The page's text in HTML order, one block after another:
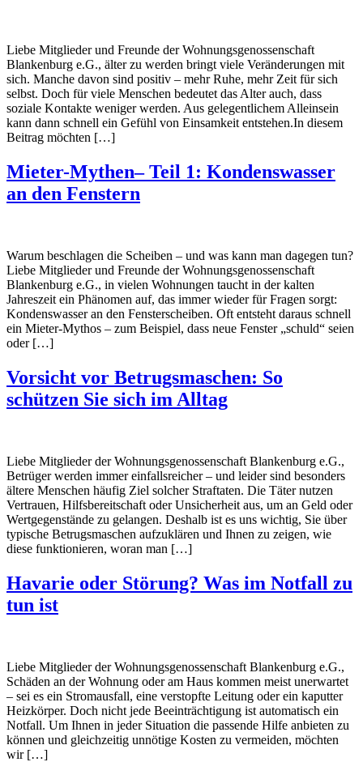
Liebe Mitglieder und Freunde der Wohnungsgenossenschaft
Blankenburg e.G., älter zu werden bringt viele Veränderungen mit
sich. Manche davon sind positiv – mehr Ruhe, mehr Zeit für sich
selbst. Doch für viele Menschen bedeutet das Alter auch, dass
soziale Kontakte weniger werden. Aus gelegentlichem Alleinsein
kann dann schnell ein Gefühl von Einsamkeit entstehen.In diesem
Beitrag möchten […]
Mieter-Mythen– Teil 1: Kondenswasser
an den Fenstern
Warum beschlagen die Scheiben – und was kann man dagegen tun?
Liebe Mitglieder und Freunde der Wohnungsgenossenschaft
Blankenburg e.G., in vielen Wohnungen taucht in der kalten
Jahreszeit ein Phänomen auf, das immer wieder für Fragen sorgt:
Kondenswasser an den Fensterscheiben. Oft entsteht daraus schnell
ein Mieter-Mythos – zum Beispiel, dass neue Fenster „schuld“ seien
oder […]
Vorsicht vor Betrugsmaschen: So
schützen Sie sich im Alltag
Liebe Mitglieder der Wohnungsgenossenschaft Blankenburg e.G.,
Betrüger werden immer einfallsreicher – und leider sind besonders
ältere Menschen häufig Ziel solcher Straftaten. Die Täter nutzen
Vertrauen, Hilfsbereitschaft oder Unsicherheit aus, um an Geld oder
Wertgegenstände zu gelangen. Deshalb ist es uns wichtig, Sie über
typische Betrugsmaschen aufzuklären und Ihnen zu zeigen, wie
diese funktionieren, woran man […]
Havarie oder Störung? Was im Notfall zu
tun ist
Liebe Mitglieder der Wohnungsgenossenschaft Blankenburg e.G.,
Schäden an der Wohnung oder am Haus kommen meist unerwartet
– sei es ein Stromausfall, eine verstopfte Leitung oder ein kaputter
Heizkörper. Doch nicht jede Beeinträchtigung ist automatisch ein
Notfall. Um Ihnen in jeder Situation die passende Hilfe anbieten zu
können und gleichzeitig unnötige Kosten zu vermeiden, möchten
wir […]